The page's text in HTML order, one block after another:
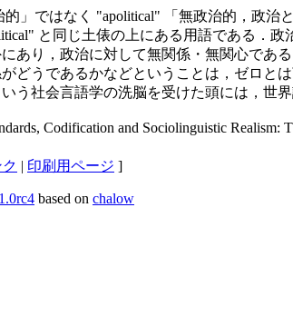
」ではなく "apolitical" 「無政治的，政治
と同じ土俵の上にある用語である．
あり，政治に対して無関係・無関心であ
どうであるかなどということは，ゼロと
う社会言語学の洗脳を受けた頭には，世
Codification and Sociolinguistic Realism:
| 印刷用ページ ]
based on chalow